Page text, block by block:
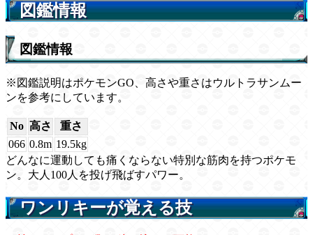
図鑑情報
図鑑情報
※図鑑説明はポケモンGO、高さや重さはウルトラサンムー
ンを参考にしています。
No 高さ
重さ
066 0.8m 19.5kg
どんなに運動しても痛くならない特別な筋肉を持つポケモ
ン。大人100人を投げ飛ばすパワー。
ワンリキーが覚える技